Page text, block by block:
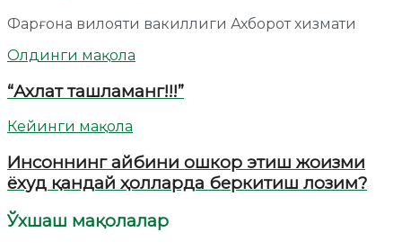
Фарғона вилояти вакиллиги Ахборот хизмати
Олдинги мақола
“Ахлат ташламанг!!!”
Кейинги мақола
Инсоннинг айбини ошкор этиш жоизми
ёхуд қандай ҳолларда беркитиш лозим?​
Ўхшаш мақолалар